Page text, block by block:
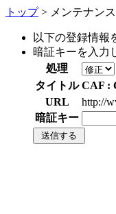
トップ> メンテナンス
以下の登録情報
暗証キーを入力
処理
タイトル CAF :
URL
http://
暗証キー